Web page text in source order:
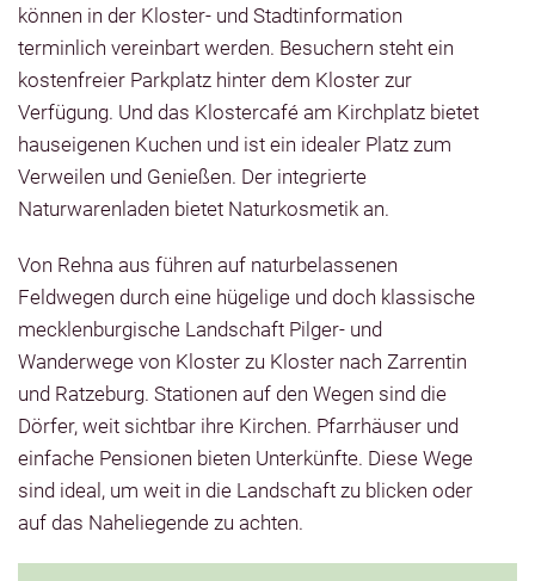
können in der Kloster- und Stadtinformation
terminlich vereinbart werden. Besuchern steht ein
kostenfreier Parkplatz hinter dem Kloster zur
Verfügung. Und das Klostercafé am Kirchplatz bietet
hauseigenen Kuchen und ist ein idealer Platz zum
Verweilen und Genießen. Der integrierte
Naturwarenladen bietet Naturkosmetik an.
Von Rehna aus führen auf naturbelassenen
Feldwegen durch eine hügelige und doch klassische
mecklenburgische Landschaft Pilger- und
Wanderwege von Kloster zu Kloster nach Zarrentin
und Ratzeburg. Stationen auf den Wegen sind die
Dörfer, weit sichtbar ihre Kirchen. Pfarrhäuser und
einfache Pensionen bieten Unterkünfte. Diese Wege
sind ideal, um weit in die Landschaft zu blicken oder
auf das Naheliegende zu achten.